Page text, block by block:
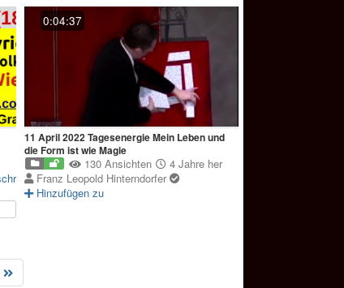
0:04:37
11 April 2022 Tagesenergie Mein Leben und
die Form ist wie Magie
130 Ansichten
4 Jahre her
Franz Leopold Hinterndorfer
Hinzufügen zu